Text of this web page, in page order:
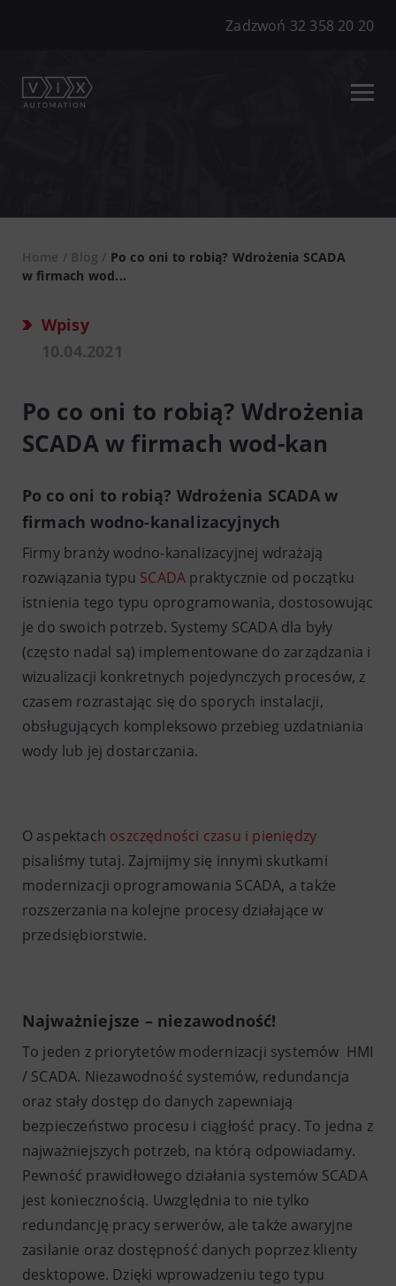
Zadzwoń 32 358 20 20
Home / Blog / Po co oni to robią? Wdrożenia SCADA
w firmach wod...
Wpisy
10.04.2021
Po co oni to robią? Wdrożenia
SCADA w firmach wod-kan
Po co oni to robią? Wdrożenia SCADA w
firmach wodno-kanalizacyjnych
Firmy branży wodno-kanalizacyjnej wdrażają
rozwiązania typu SCADA praktycznie od początku
istnienia tego typu oprogramowania, dostosowując
je do swoich potrzeb. Systemy SCADA dla były
(często nadal są) implementowane do zarządzania i
wizualizacji konkretnych pojedynczych procesów, z
czasem rozrastając się do sporych instalacji,
obsługujących kompleksowo przebieg uzdatniania
wody lub jej dostarczania.
O aspektach oszczędności czasu i pieniędzy
pisaliśmy tutaj. Zajmijmy się innymi skutkami
modernizacji oprogramowania SCADA, a także
rozszerzania na kolejne procesy działające w
przedsiębiorstwie.
Najważniejsze – niezawodność!
To jeden z priorytetów modernizacji systemów HMI
/ SCADA. Niezawodność systemów, redundancja
oraz stały dostęp do danych zapewniają
bezpieczeństwo procesu i ciągłość pracy. To jedna z
najważniejszych potrzeb, na którą odpowiadamy.
Pewność prawidłowego działania systemów SCADA
jest koniecznością. Uwzględnia to nie tylko
redundancję pracy serwerów, ale także awaryjne
zasilanie oraz dostępność danych poprzez klienty
desktopowe. Dzięki wprowadzeniu tego typu